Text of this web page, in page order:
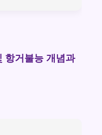
항거불능 개념과